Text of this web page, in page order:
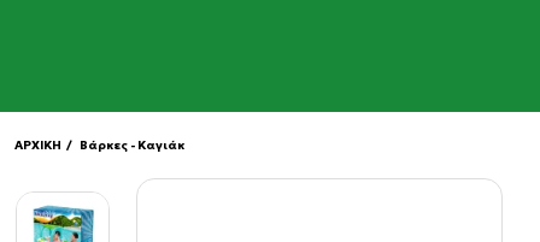
ΑΡΧΙΚΗ / Βάρκες - Καγιάκ